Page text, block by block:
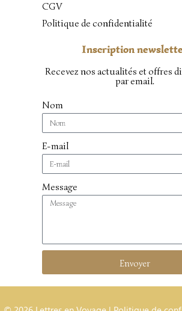
CGV
Politique de confidentialité
Inscription
Recevez nos actualités et offres
par email.
Nom
E-mail
Message
Envoyer